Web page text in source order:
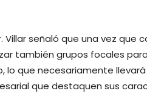
Villar señaló que una vez
también grupos focales
lo que necesariamente
que destaquen sus